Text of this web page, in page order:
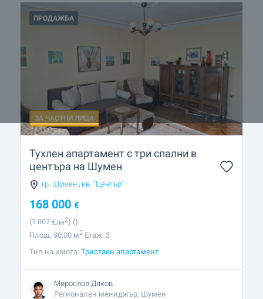
ПРОДАЖБА
ЗА ЧАСТНИ ЛИЦА
Тухлен апартамент с три спални в
центъра на Шумен
гр. Шумен , кв. "Център"
168 000 €
(1 867 €/м2) ()
Площ: 90.00 м2 Етаж: 3
Тип на имота: Тристаен апартамент
Мирослав Дяков
Регионален мениджър, Шумен